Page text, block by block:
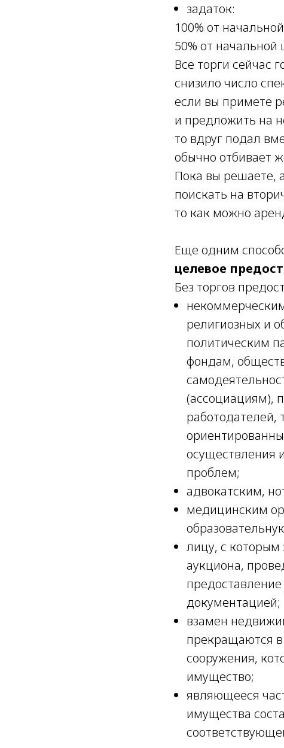
задаток:
100% от
50% от
Все торги сейчас
снизило число
если вы примете
и предложить на
то вдруг подал
обычно отбивает
Пока вы решаете,
поискать на
то как можно
Еще одним
целевое
Без торгов
религиозных и
политическим
фондам,
(ассоциациям),
работодателей,
осуществления
проблем;
адвокатским,
медицинским
лицу, с которым
аукциона,
документацией;
взамен
прекращаются в
сооружения,
имущество;
являющееся
имущества